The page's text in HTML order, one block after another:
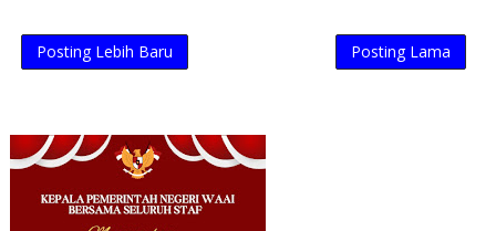
Posting Lebih Baru Posting Lama